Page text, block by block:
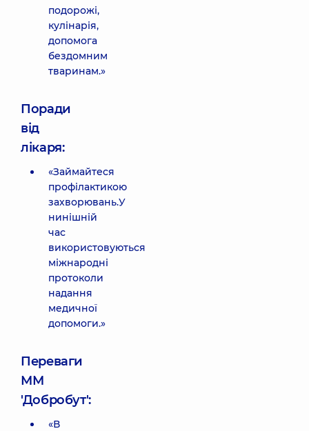
подорожі,
кулінарія,
допомога
бездомним
тваринам.»
Поради
від
лікаря:
«Займайтеся
профілактикою
захворювань.У
нинішній
час
використовуються
міжнародні
протоколи
надання
медичної
допомоги.»
Переваги
ММ
'Добробут':
«В